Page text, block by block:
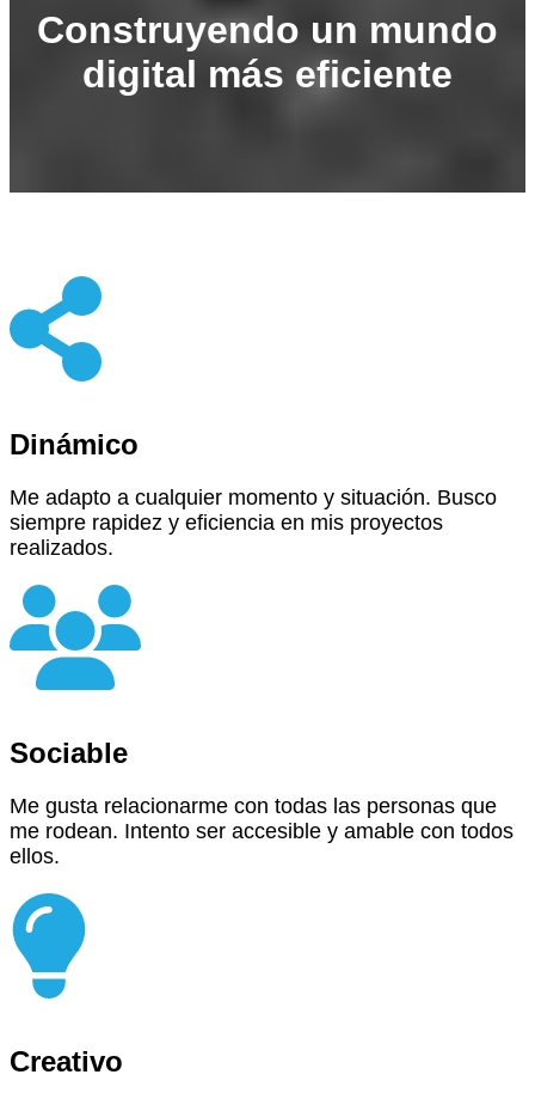
Construyendo un mundo
digital más eficiente
Dinámico
Me adapto a cualquier momento y situación. Busco
siempre rapidez y eficiencia en mis proyectos
realizados.
Sociable
Me gusta relacionarme con todas las personas que
me rodean. Intento ser accesible y amable con todos
ellos.
Creativo